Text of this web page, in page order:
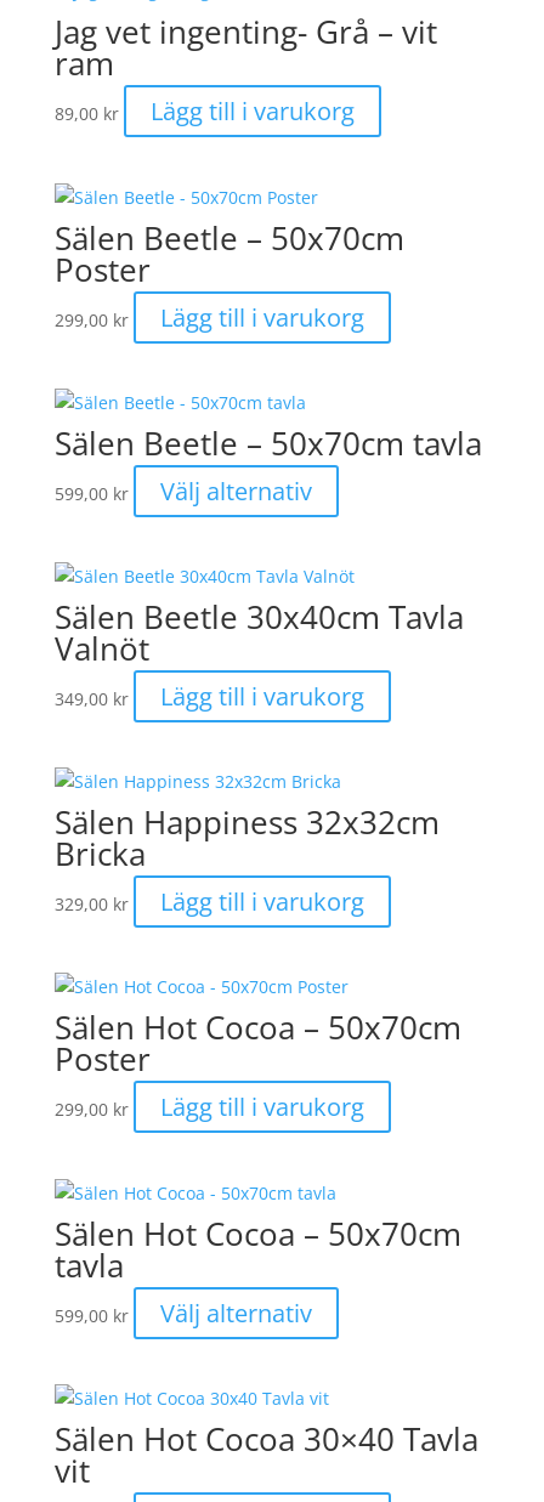
Jag vet ingenting- Grå – vit
ram
89,00 kr Lägg till i varukorg
Sälen Beetle – 50x70cm
Poster
299,00 kr Lägg till i varukorg
Sälen Beetle – 50x70cm tavla
599,00 kr Välj alternativ
här
har
varianter.
olika
alternativen
på
produktsidan
Sälen Beetle 30x40cm Tavla
Valnöt
349,00 kr Lägg till i varukorg
Sälen Happiness 32x32cm
Bricka
329,00 kr Lägg till i varukorg
Sälen Hot Cocoa – 50x70cm
Poster
299,00 kr Lägg till i varukorg
Sälen Hot Cocoa – 50x70cm
tavla
599,00 kr Välj alternativ
här
varianter.
Sälen Hot Cocoa 30×40 Tavla
vit